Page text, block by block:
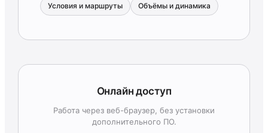
Условия и маршруты Объёмы и динамика
Онлайн доступ
Работа через веб-браузер, без установки
дополнительного ПО.